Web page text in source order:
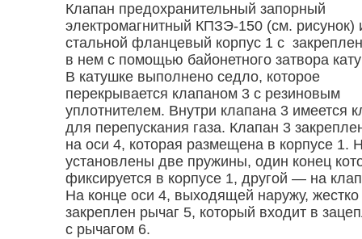
Клапан предохранительный запорный
электромагнитный КПЗЭ-150 (см. рисунок)
стальной фланцевый корпус 1 с
в нем с помощью байонетного затвора
В катушке выполнено седло, которое
перекрывается клапаном 3 с резиновым
уплотнителем. Внутри клапана 3 имеется
для перепускания газа. Клапан 3
на оси 4, которая размещена в корпусе 1.
установлены две пружины, один конец
фиксируется в корпусе 1, другой — на
На конце оси 4, выходящей наружу, жестко
закреплен рычаг 5, который входит в
с рычагом 6.